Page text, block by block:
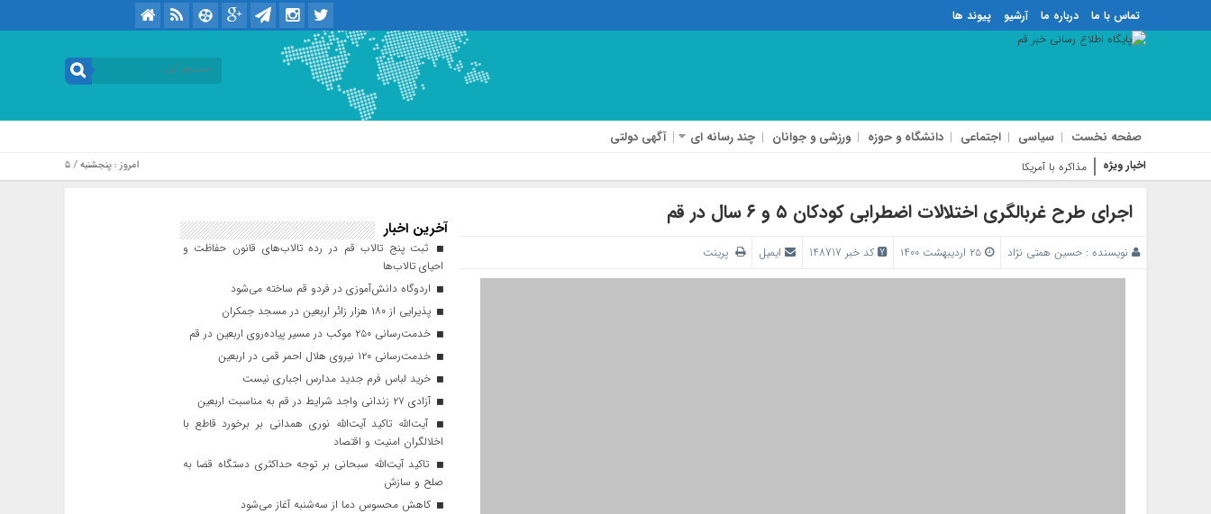
تماس با ما درباره ما آرشیو پیوند ها
صفحه نخست سیاسی اجتماعی دانشگاه و حوزه ورزشی و جوانان چند رسانه ای آگهی دولتی
اخبار ویژه مذاکره با آمریکا تأمین‌کننده امروز : پنجشنبه / ۱۵ مرداد / ۱۴۰۵ .::. برابر با : Thursday, 6 August , 2026
اجرای طرح غربالگری اختلالات اضطرابی کودکان ۵ و ۶ سال در قم‌
نویسنده : حسین همتی نژاد کد خبر 148717 ایمیل پرینت
آخرین اخبار
ثبت پنج تالاب قم در رده تالاب‌های قانون حفاظت و
احیای تالاب‌ها
اردوگاه دانش‌آموزی در فردو قم ساخته می‌شود
پذیرایی از ۱۸۰ هزار زائر اربعین در مسجد جمکران
خدمت‌رسانی ۲۵۰ موکب در مسیر پیاده‌روی اربعین در قم
خدمت‌رسانی ۱۲۰ نیروی هلال احمر قمی در اربعین
خرید لباس فرم جدید مدارس اجباری نیست
آزادی ۲۷ زندانی واجد شرایط در قم به مناسبت اربعین
آیت‌الله تاکید آیت‌الله نوری همدانی بر برخورد قاطع با
اخلالگران امنیت و اقتصاد
تاکید آیت‌الله‌ سبحانی بر توجه حداکثری دستگاه قضا به
صلح و سازش
کاهش محسوس دما از سه‌شنبه آغاز می‌شود